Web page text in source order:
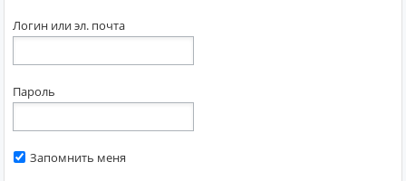
Логин или эл. почта
Пароль
Запомнить меня